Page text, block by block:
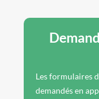
Les formulaires
demandés en